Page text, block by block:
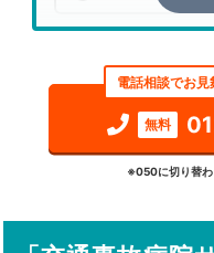
詳細
電話相談でお
無料
※050に切り替わ